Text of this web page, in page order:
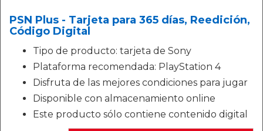
PSN Plus - Tarjeta para 365 días, Reedición,
Código Digital
Tipo de producto: tarjeta de Sony
Plataforma recomendada: PlayStation 4
Disfruta de las mejores condiciones para jugar
Disponible con almacenamiento online
Este producto sólo contiene contenido digital